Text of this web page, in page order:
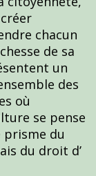
chacun
de sa
un
des
où
se pense
prisme du
du droit d’